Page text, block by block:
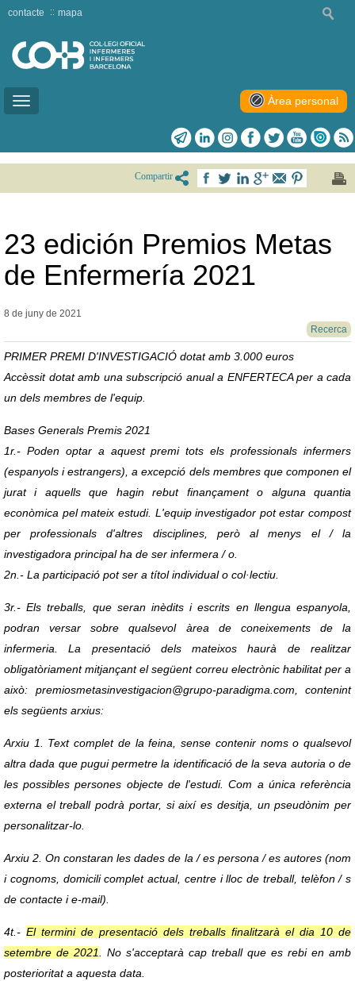
Toggle
contacte mapa
Àrea personal
Compartir
23 edición Premios Metas
de Enfermería 2021
8 de juny de 2021
Recerca
PRIMER PREMI D'INVESTIGACIÓ dotat amb 3.000 euros
Accèssit dotat amb una subscripció anual a ENFERTECA per a cada
un dels membres de l'equip.
Bases Generals Premis 2021
1r.- Poden optar a aquest premi tots els professionals infermers
(espanyols i estrangers), a excepció dels membres que componen el
jurat i aquells que hagin rebut finançament o alguna quantia
econòmica pel mateix estudi. L'equip investigador pot estar compost
per professionals d'altres disciplines, però al menys el / la
investigadora principal ha de ser infermera / o.
2n.- La participació pot ser a títol individual o col·lectiu.
3r.- Els treballs, que seran inèdits i escrits en llengua espanyola,
podran versar sobre qualsevol àrea de coneixements de la
infermeria. La presentació dels mateixos haurà de realitzar
obligatòriament mitjançant el següent correu electrònic habilitat per a
això: premiosmetasinvestigacion@grupo-paradigma.com, contenint
els següents arxius:
Arxiu 1. Text complet de la feina, sense contenir noms o qualsevol
altra dada que pugui permetre la identificació de la seva autoria o de
les possibles persones objecte de l'estudi. Com a única referència
externa el treball podrà portar, si així es desitja, un pseudònim per
personalitzar-lo.
Arxiu 2. On constaran les dades de la / es persona / es autores (nom
i cognoms, domicili complet actual, centre i lloc de treball, telèfon / s
de contacte i e-mail).
4t.- El termini de presentació dels treballs finalitzarà el dia 10 de
setembre de 2021. No s'acceptarà cap treball que es rebi en amb
posterioritat a aquesta data.